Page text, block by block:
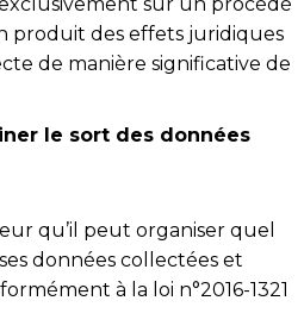
produit des effets juridiques
de manière significative de
le sort des données
qu’il peut organiser quel
données collectées et
à la loi n°2016-1321